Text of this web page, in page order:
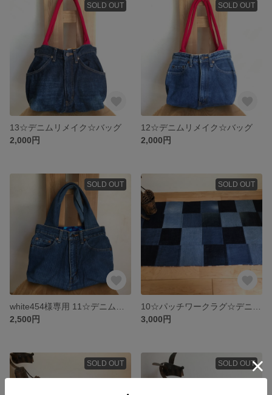
SOLD OUT
13☆デニムリメイク☆バッグ
2,000円
SOLD OUT
12☆デニムリメイク☆バッグ
2,000円
SOLD OUT
2,500円
SOLD OUT
3,000円
SOLD OUT SOLD OUT